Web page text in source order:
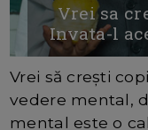
Vrei sa
Invata-l
Vrei să crești
vedere mental,
mental este o